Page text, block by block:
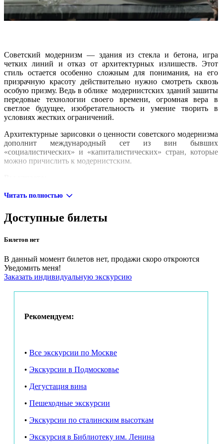
Советский модернизм — здания из стекла и бетона, игра
четких линий и отказ от архитектурных излишеств. Этот
стиль остается особенно сложным для понимания, на его
призрачную красоту действительно нужно смотреть сквозь
особую призму. Ведь в облике модернистских зданий зашиты
передовые технологии своего времени, огромная вера в
светлое будущее, изобретательность и умение творить в
условиях жестких ограничений.
Архитектурные зарисовки о ценности советского модернизма
дополнит международный сет из вин бывших
«социалистических» и «капиталистических» стран, которые
можно причислить к модернистским.
как создавались самые яркие памятники эпохи
как модернизм отразился на облике виноделен;
как изменился мир вина с эпохи расцвета модернизма
какие вина относятся к модернистским течениям конца
ХХ — начала XXI веков;
Лекторы:
Инна Крылова — сомелье, руководитель проекта
«Амбассадор австрийских вин», эксперт по
промышленному наследию, координатор проектов
«МосПромАрт» и «Промпоезд», экскурсовод и лектор,
директор «Школы наследия».
Организационные моменты:
Предварительная покупка билетов через сайт
обязательна.
Читать полностью
Доступные билеты
Билетов нет
В данный момент билетов нет, продажи скоро откроются
Уведомить меня!
Заказать индивидуальную экскурсию
Рекомендуем:
• Все экскурсии по Москве
• Экскурсии в Подмосковье
• Дегустация вина
• Пешеходные экскурсии
• Экскурсии по сталинским высоткам
• Экскурсия в Библиотеку им. Ленина